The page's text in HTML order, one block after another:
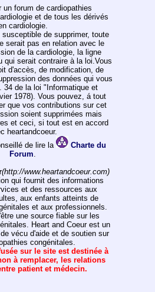
un forum de cardiopathies
et de tous les dérivés
cardiologie.
susceptible de supprimer, toute
serait pas en relation avec le
de la cardiologie, la ligne
qui serait contraire à la loi.Vous
d'accès, de modification, de
des données qui vous
34 de la loi "Informatique et
1978). Vous pouvez, á tout
que vos contributions sur cet
soient supprimées mais
et ceci, si tout est en accord
heartandcoeur.
de lire la
Charte du
Forum.
(http://www.heartandcoeur.com)
qui fournit des informations
et des ressources aux
aux enfants atteints de
et aux professionnels.
une source fiable sur les
Heart and Coeur est un
vécu d'aide et de soutien sur
congénitales.
sur le site est destinée à
à remplacer, les relations
patient et médecin.